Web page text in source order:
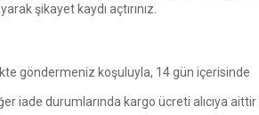
şikayet kaydı açtırınız.
göndermeniz koşuluyla, 14 gün içerisinde
iade durumlarında kargo ücreti alıcıya aittir